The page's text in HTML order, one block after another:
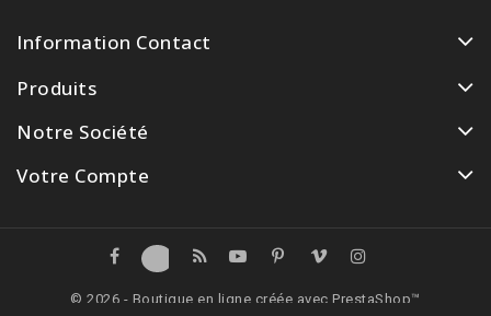
Information Contact
Produits
Notre Société
Votre Compte
© 2026 - Boutique en ligne créée avec PrestaShop™